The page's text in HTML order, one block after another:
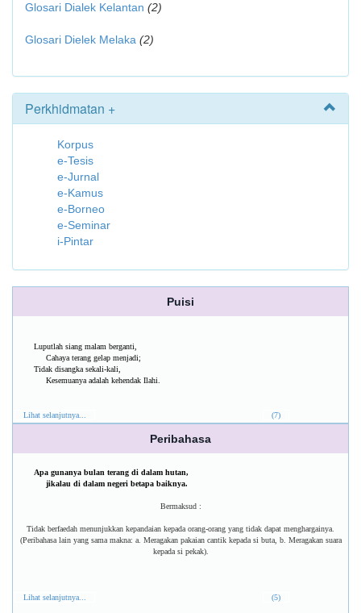
Glosari Dialek Kelantan (2)
Glosari Dielek Melaka (2)
Perkhidmatan +
Korpus
e-Tesis
e-Jurnal
e-Kamus
e-Borneo
e-Seminar
i-Pintar
Puisi
Luputlah siang malam berganti,
Cahaya terang gelap menjadi;
Tidak disangka sekali-kali,
Kesemuanya adalah kehendak Ilahi.
Lihat selanjutnya... (7)
Peribahasa
Apa gunanya bulan terang di dalam hutan,
jikalau di dalam negeri betapa baiknya.
Bermaksud :
Tidak berfaedah menunjukkan kepandaian kepada orang-orang yang tidak dapat menghargainya.
(Peribahasa lain yang sama makna: a. Meragakan pakaian cantik kepada si buta, b. Meragakan suara
kepada si pekak).
Lihat selanjutnya... (5)